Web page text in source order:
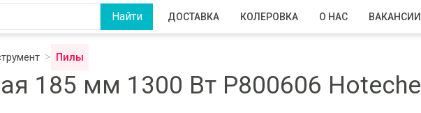
ДОСТАВКА КОЛЕРОВКА О НАС ВАКАНСИИ
Пилы
185 мм 1300 Вт P800606 Hoteche